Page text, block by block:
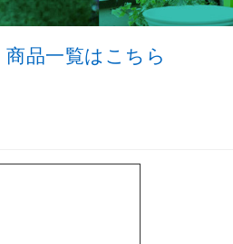
商品一覧はこちら